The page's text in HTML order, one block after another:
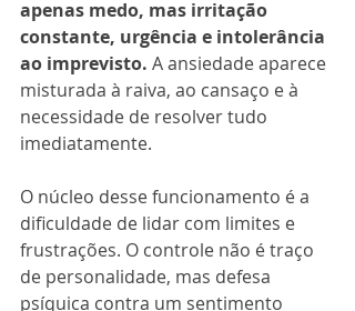
apenas medo, mas irritação
constante, urgência e intolerância
ao imprevisto. A ansiedade aparece
misturada à raiva, ao cansaço e à
necessidade de resolver tudo
imediatamente.
O núcleo desse funcionamento é a
dificuldade de lidar com limites e
frustrações. O controle não é traço
de personalidade, mas defesa
psíquica contra um sentimento